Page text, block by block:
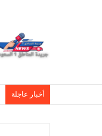
أخبار عاجلة